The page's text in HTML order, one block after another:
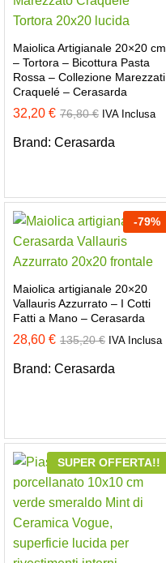
Maiolica Artigianale 20×20 cm
– Tortora – Bicottura Pasta
Rossa – Collezione Marezzati
Craquelé – Cerasarda
32,20 € 76,80€ IVA Inclusa
Brand: Cerasarda
-79%
Maiolica artigianale 20×20
Vallauris Azzurrato – I Cotti
Fatti a Mano – Cerasarda
28,60 € 135,20€ IVA Inclusa
Brand: Cerasarda
SUPER OFFERTA!!